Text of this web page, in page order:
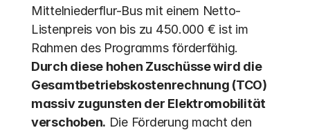
Mittelniederflur-Bus mit einem Netto-
Listenpreis von bis zu 450.000 € ist im
Durch diese hohen Zuschüsse wird die
Gesamtbetriebskostenrechnung (TCO)
massiv zugunsten der Elektromobilität
verschoben. Die Förderung macht den